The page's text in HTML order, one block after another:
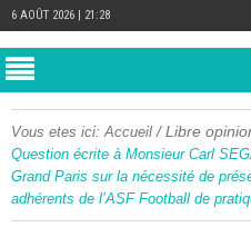
6 AOÛT 2026 | 21:28
Vous etes ici: Accueil /Libre
Question écrite à Monsieur Carl
Grand Paris sur la nécessité de
adhérents de l’ASF Football de